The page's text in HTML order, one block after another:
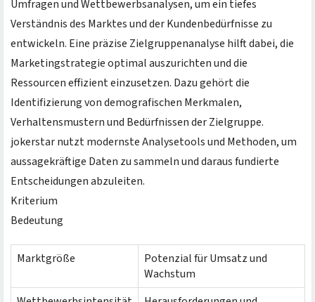
Umfragen und Wettbewerbsanalysen, um ein tiefes
Verständnis des Marktes und der Kundenbedürfnisse zu
entwickeln. Eine präzise Zielgruppenanalyse hilft dabei, die
Marketingstrategie optimal auszurichten und die
Ressourcen effizient einzusetzen. Dazu gehört die
Identifizierung von demografischen Merkmalen,
Verhaltensmustern und Bedürfnissen der Zielgruppe.
jokerstar nutzt modernste Analysetools und Methoden, um
aussagekräftige Daten zu sammeln und daraus fundierte
Entscheidungen abzuleiten.
Kriterium
Bedeutung
Marktgröße
Potenzial für Umsatz und
Wachstum